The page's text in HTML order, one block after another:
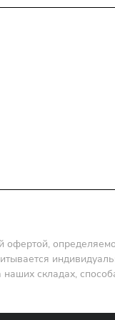
офертой,
складах,